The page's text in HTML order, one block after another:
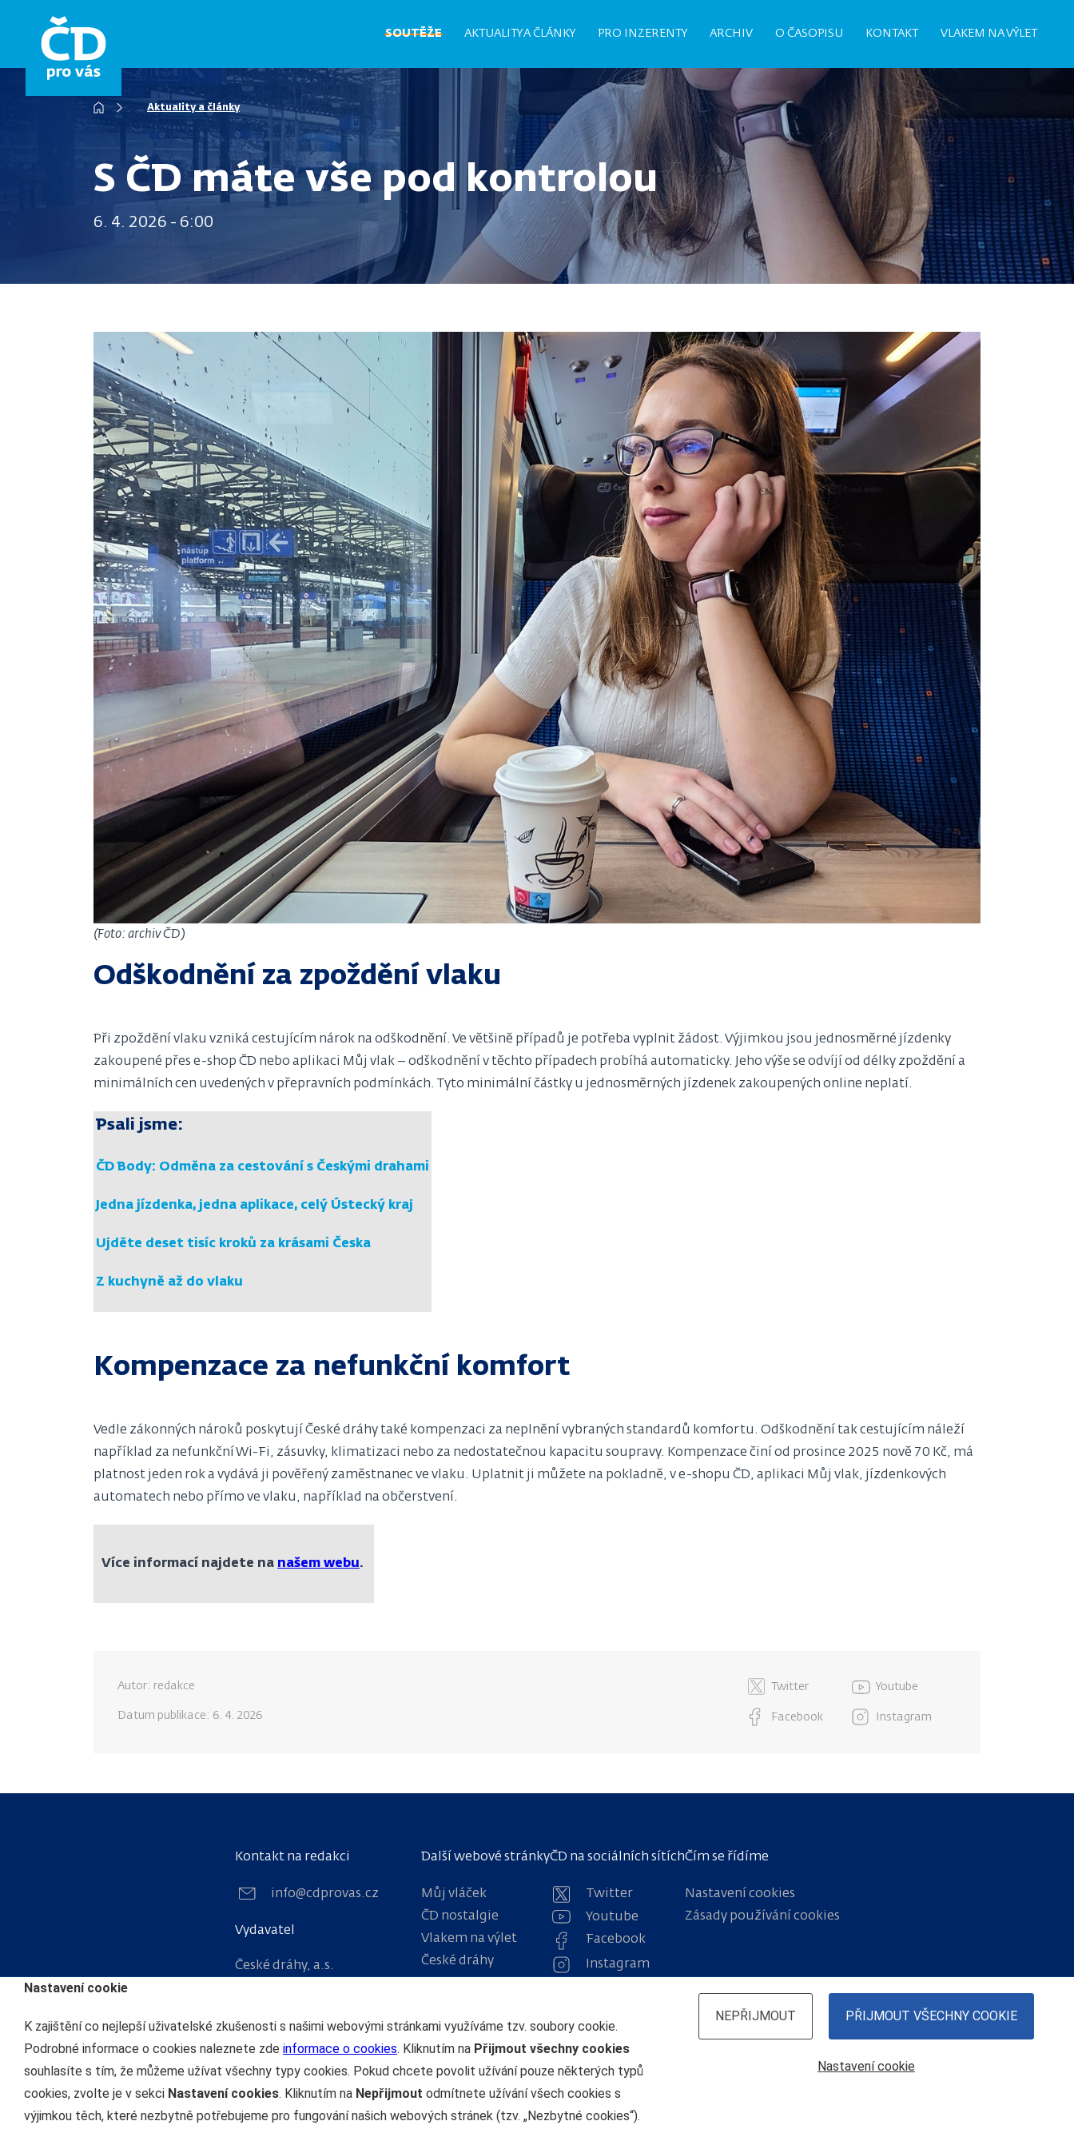
hlavnímu
SOUTĚŽE AKTUALITY A ČLÁNKY PRO INZERENTY ARCHIV O ČASOPISU KONTAKT VLAKEM NA VÝLET
Drobečková
navigace
Aktuality a články
S ČD máte vše pod kontrolou
6. 4. 2026 - 6:00
(Foto: archiv ČD)
Odškodnění za zpoždění vlaku
Při zpoždění vlaku vzniká cestujícím nárok na odškodnění. Ve většině případů je potřeba vyplnit žádost. Výjimkou jsou jednosměrné jízdenky
zakoupené přes e-shop ČD nebo aplikaci Můj vlak – odškodnění v těchto případech probíhá automaticky. Jeho výše se odvíjí od délky zpoždění a
minimálních cen uvedených v přepravních podmínkách. Tyto minimální částky u jednosměrných jízdenek zakoupených online neplatí.
Psali jsme:
ČD Body: Odměna za cestování s Českými drahami
Jedna jízdenka, jedna aplikace, celý Ústecký kraj
Ujděte deset tisíc kroků za krásami Česka
Z kuchyně až do vlaku
Kompenzace za nefunkční komfort
Vedle zákonných nároků poskytují České dráhy také kompenzaci za neplnění vybraných standardů komfortu. Odškodnění tak cestujícím náleží
například za nefunkční Wi-Fi, zásuvky, klimatizaci nebo za nedostatečnou kapacitu soupravy. Kompenzace činí od prosince 2025 nově 70 Kč, má
platnost jeden rok a vydává ji pověřený zaměstnanec ve vlaku. Uplatnit ji můžete na pokladně, v e-shopu ČD, aplikaci Můj vlak, jízdenkových
automatech nebo přímo ve vlaku, například na občerstvení.
Více informací najdete na našem webu.
Autor: redakce
Datum publikace: 6. 4. 2026
Twitter Youtube
Facebook Instagram
Kontakt na redakci
info@cdprovas.cz
Vydavatel
České dráhy, a.s.
IČO: 70994226
Další webové stránky
Můj vláček
ČD nostalgie
Vlakem na výlet
České dráhy
ČD na sociálních sítích
Twitter
Youtube
Facebook
Instagram
Čím se řídíme
Nastavení cookies
Zásady používání cookies
Nastavení cookie
K zajištění co nejlepší uživatelské zkušenosti s našimi webovými stránkami využíváme tzv. soubory cookie.
Podrobné informace o cookies naleznete zde informace o cookies. Kliknutím na Přijmout všechny cookies
souhlasíte s tím, že můžeme užívat všechny typy cookies. Pokud chcete povolit užívání pouze některých typů
cookies, zvolte je v sekci Nastavení cookies. Kliknutím na Nepřijmout odmítnete užívání všech cookies s
výjimkou těch, které nezbytně potřebujeme pro fungování našich webových stránek (tzv. „Nezbytné cookies“).
PŘIJMOUT VŠECHNY COOKIE
NEPŘIJMOUT
Nastavení cookie